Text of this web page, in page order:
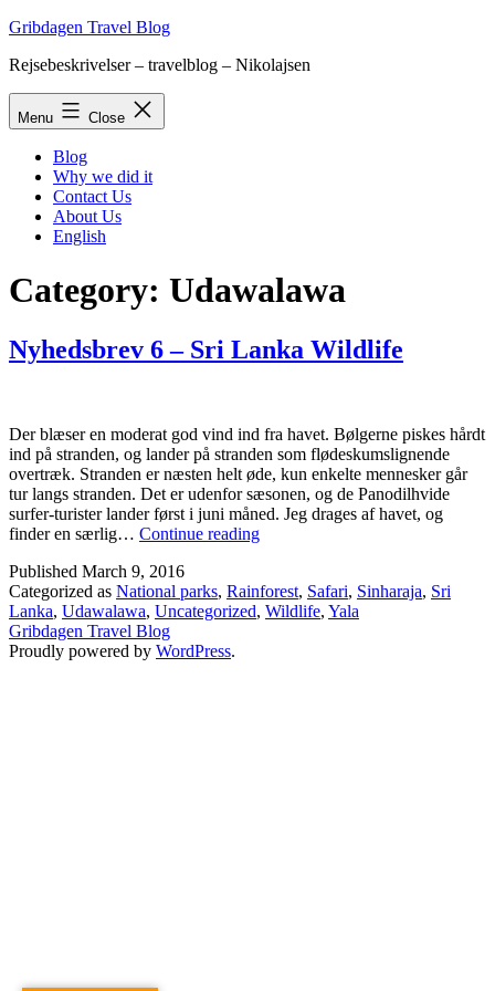
Skip
content
Gribdagen Travel Blog
Rejsebeskrivelser – travelblog – Nikolajsen
Menu Close
Blog
Why we did it
Contact Us
About Us
English
Category: Udawalawa
Nyhedsbrev 6 – Sri Lanka Wildlife
Der blæser en moderat god vind ind fra havet. Bølgerne piskes hårdt
ind på stranden, og lander på stranden som flødeskumslignende
overtræk. Stranden er næsten helt øde, kun enkelte mennesker går
tur langs stranden. Det er udenfor sæsonen, og de Panodilhvide
surfer-turister lander først i juni måned. Jeg drages af havet, og
finder en særlig… Continue readingNyhedsbrev
Sri
Lanka
Published March 9, 2016
Categorized as National parks, Rainforest, Safari, Sinharaja, Sri
Lanka, Udawalawa, Uncategorized, Wildlife, Yala
Gribdagen Travel Blog
Proudly powered by WordPress.